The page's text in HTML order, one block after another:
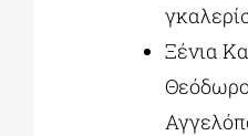
Ξένια